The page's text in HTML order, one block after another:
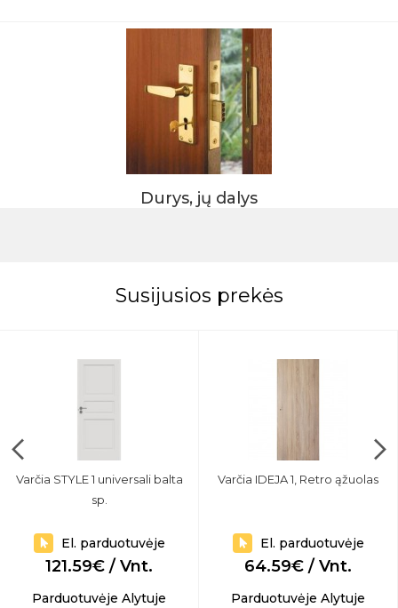
Durys, jų dalys
Susijusios prekės
Varčia STYLE 1 universali balta
sp.
El. parduotuvėje
121.59€ / Vnt.
Parduotuvėje Alytuje
Varčia IDEJA 1, Retro ąžuolas
El. parduotuvėje
64.59€ / Vnt.
Parduotuvėje Alytuje